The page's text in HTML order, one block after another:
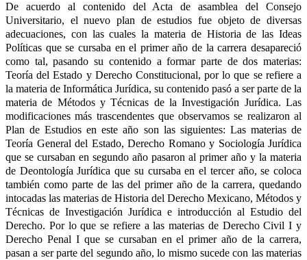
De acuerdo al contenido del Acta de asamblea del Consejo
Universitario, el nuevo plan de estudios fue objeto de diversas
adecuaciones, con las cuales la materia de Historia de las Ideas
Políticas que se cursaba en el primer año de la carrera desapareció
como tal, pasando su contenido a formar parte de dos materias:
Teoría del Estado y Derecho Constitucional, por lo que se refiere a
la materia de Informática Jurídica, su contenido pasó a ser parte de la
materia de Métodos y Técnicas de la Investigación Jurídica. Las
modificaciones más trascendentes que observamos se realizaron al
Plan de Estudios en este año son las siguientes: Las materias de
Teoría General del Estado, Derecho Romano y Sociología Jurídica
que se cursaban en segundo año pasaron al primer año y la materia
de Deontología Jurídica que su cursaba en el tercer año, se coloca
también como parte de las del primer año de la carrera, quedando
intocadas las materias de Historia del Derecho Mexicano, Métodos y
Técnicas de Investigación Jurídica e introducción al Estudio del
Derecho. Por lo que se refiere a las materias de Derecho Civil I y
Derecho Penal I que se cursaban en el primer año de la carrera,
pasan a ser parte del segundo año, lo mismo sucede con las materias